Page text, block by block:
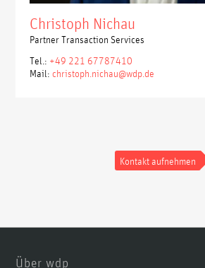
Christoph Nichau
Partner Transaction Services
Tel.: +49 221 67787410
Mail:christoph.nichau@wdp.de
Kontakt aufnehmen
Über wdp